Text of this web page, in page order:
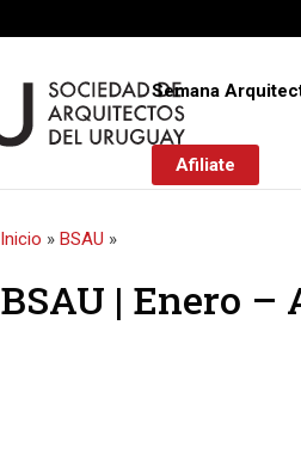
Semana
Afiliate
Inicio »BSAU »
BSAU | Enero –